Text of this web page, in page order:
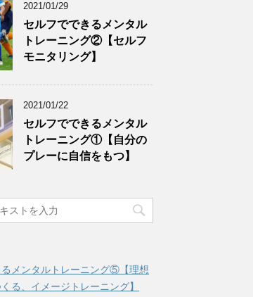
2021/01/29
セルフでできるメンタル
トレーニング②【セルフ
モニタリング】
2021/01/22
セルフでできるメンタル
トレーニング①【自分の
プレーに自信をもつ】
メンタルトレーニング⑤【理想
る、イメージトレーニング】